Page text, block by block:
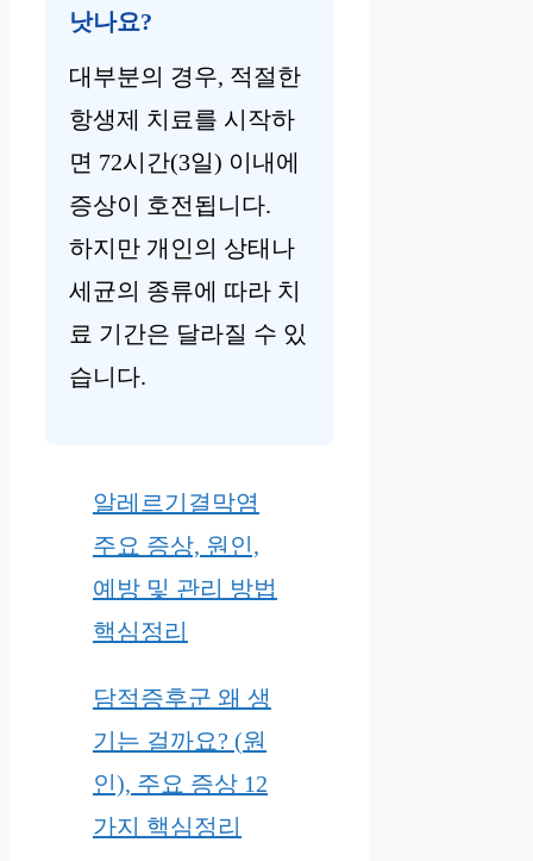
낫나요?
대부분의 경우, 적절한
항생제 치료를 시작하
면 72시간(3일) 이내에
증상이 호전됩니다.
하지만 개인의 상태나
세균의 종류에 따라 치
료 기간은 달라질 수 있
습니다.
알레르기결막염
주요 증상, 원인,
예방 및 관리 방법
핵심정리
담적증후군 왜 생
기는 걸까요? (원
인), 주요 증상 12
가지 핵심정리